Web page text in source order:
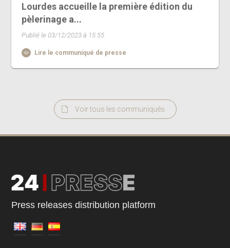
Lourdes accueille la première édition du
pèlerinage a...
Publié le 03/12/2023 à 15:55
Lire le communiqué de presse
Voir tous les communiqués
Press releases distribution platform